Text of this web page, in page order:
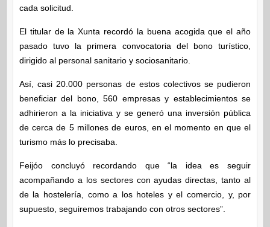
cada solicitud.
El titular de la Xunta recordó la buena acogida que el año
pasado tuvo la primera convocatoria del bono turístico,
dirigido al personal sanitario y sociosanitario.
Así, casi 20.000 personas de estos colectivos se pudieron
beneficiar del bono, 560 empresas y establecimientos se
adhirieron a la iniciativa y se generó una inversión pública
de cerca de 5 millones de euros, en el momento en que el
turismo más lo precisaba.
Feijóo concluyó recordando que “la idea es seguir
acompañando a los sectores con ayudas directas, tanto al
de la hostelería, como a los hoteles y el comercio, y, por
supuesto, seguiremos trabajando con otros sectores”.